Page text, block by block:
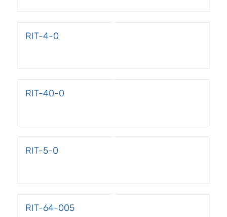
RIT-4-0
RIT-40-0
RIT-5-0
RIT-64-005